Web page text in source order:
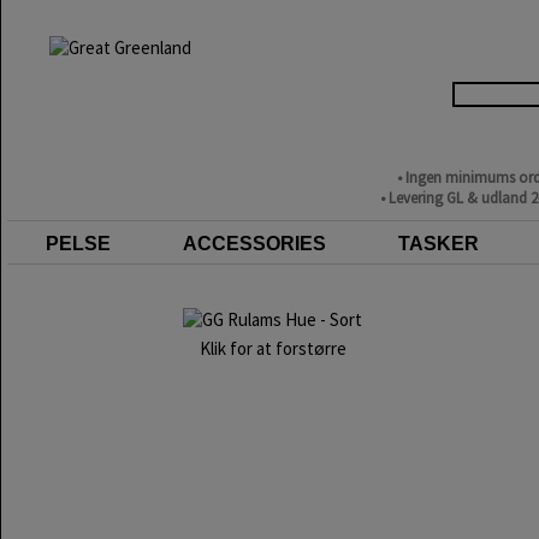
• Ingen minimums
• Levering GL & udland
PELSE ACCESSORIES TASKER
Klik for at forstørre